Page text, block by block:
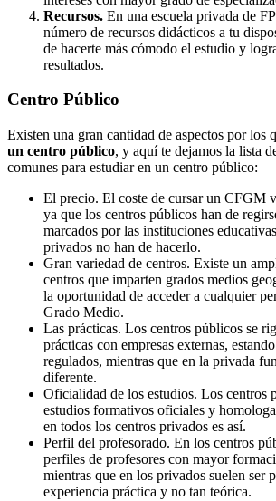
Recursos. En una escuela privada de
número de recursos didácticos a tu
de hacerte más cómodo el estudio y
resultados.
Centro Público
Existen una gran cantidad de aspectos por los
un centro público, y aquí te dejamos la lista
comunes para estudiar en un centro público:
El precio. El coste de cursar un CFGM
ya que los centros públicos han de
marcados por las instituciones
privados no han de hacerlo.
Gran variedad de centros. Existe un
centros que imparten grados medios
la oportunidad de acceder a cualquier
Grado Medio.
Las prácticas. Los centros públicos se
prácticas con empresas externas,
regulados, mientras que en la privada
diferente.
Oficialidad de los estudios. Los centros
estudios formativos oficiales y
en todos los centros privados es así.
Perfil del profesorado. En los centros
perfiles de profesores con mayor
mientras que en los privados suelen ser
experiencia práctica y no tan teórica.